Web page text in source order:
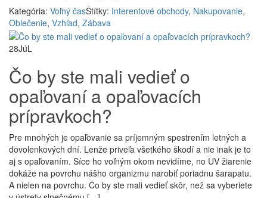
Kategória: Voľný časŠtítky: Interentové obchody, Nakupovanie,
Oblečenie, Vzhľad, Zábava
28JúL
Čo by ste mali vedieť o
opaľovaní a opaľovacích
prípravkoch?
Pre mnohých je opaľovanie sa príjemným spestrením letných a
dovolenkových dní. Lenže priveľa všetkého škodí a nie inak je to
aj s opaľovaním. Síce ho voľným okom nevidíme, no UV žiarenie
dokáže na povrchu nášho organizmu narobiť poriadnu šarapatu.
A nielen na povrchu. Čo by ste mali vedieť skôr, než sa vyberiete